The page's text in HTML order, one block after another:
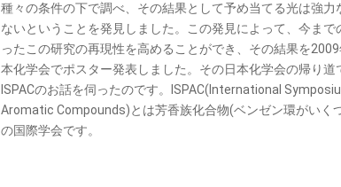
種々の条件の下で調べ、その結果として予め当てる光は強力
ないということを発見しました。この発見によって、今まで
ったこの研究の再現性を高めることができ、その結果を
本化学会でポスター発表しました。その日本化学会の帰り道
ISPACのお話を伺ったのです。ISPAC(International
Aromatic Compounds)とは芳香族化合物(ベンゼン環がいく
の国際学会です。